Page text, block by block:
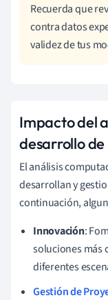
a
ci
n
a
n
te
y
e
s
p
u
Recuerda que
contra datos
validez de tus
Impacto del
desarrollo
El análisis
desarrollan y
continuación,
Innovación:
soluciones más
diferentes
Gestión de